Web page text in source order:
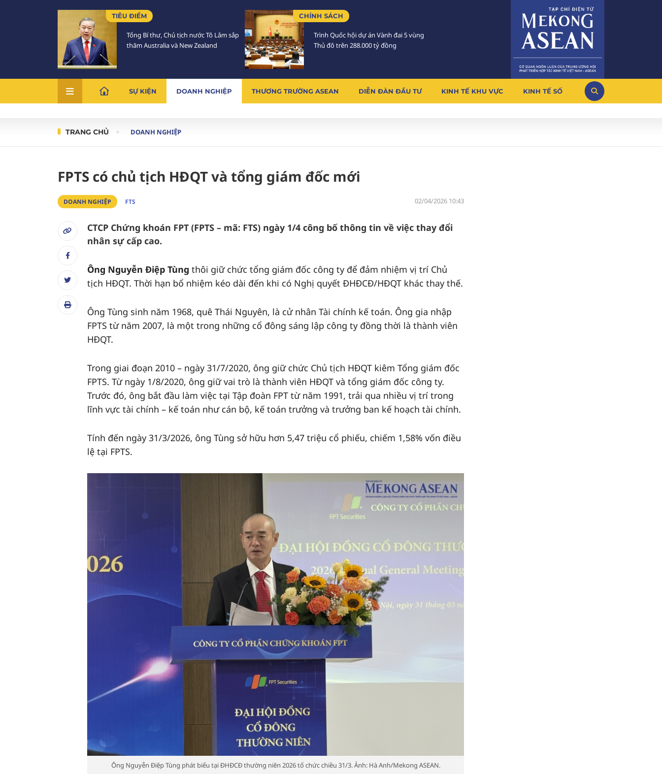
TIÊU ĐIỂM
Tổng Bí thư, Chủ tịch nước Tô Lâm sắp
thăm Australia và New Zealand
CHÍNH SÁCH
Trình Quốc hội dự án Vành đai 5 vùng
Thủ đô trên 288.000 tỷ đồng
SỰ KIỆN DOANH NGHIỆP THƯƠNG TRƯỜNG ASEAN DIỄN ĐÀN ĐẦU TƯ KINH TẾ KHU VỰC KINH TẾ SỐ
TRANG CHỦ DOANH NGHIỆP
FPTS có chủ tịch HĐQT và tổng giám đốc mới
DOANH NGHIỆP FTS 02/04/2026 10:43
CTCP Chứng khoán FPT (FPTS – mã: FTS) ngày 1/4 công bố thông tin về việc thay đổi
nhân sự cấp cao.
Ông Nguyễn Điệp Tùng thôi giữ chức tổng giám đốc công ty để đảm nhiệm vị trí Chủ
tịch HĐQT. Thời hạn bổ nhiệm kéo dài đến khi có Nghị quyết ĐHĐCĐ/HĐQT khác thay thế.
Ông Tùng sinh năm 1968, quê Thái Nguyên, là cử nhân Tài chính kế toán. Ông gia nhập
FPTS từ năm 2007, là một trong những cổ đông sáng lập công ty đồng thời là thành viên
HĐQT.
Trong giai đoạn 2010 – ngày 31/7/2020, ông giữ chức Chủ tịch HĐQT kiêm Tổng giám đốc
FPTS. Từ ngày 1/8/2020, ông giữ vai trò là thành viên HĐQT và tổng giám đốc công ty.
Trước đó, ông bắt đầu làm việc tại Tập đoàn FPT từ năm 1991, trải qua nhiều vị trí trong
lĩnh vực tài chính – kế toán như cán bộ, kế toán trưởng và trưởng ban kế hoạch tài chính.
Tính đến ngày 31/3/2026, ông Tùng sở hữu hơn 5,47 triệu cổ phiếu, chiếm 1,58% vốn điều
lệ tại FPTS.
Ông Nguyễn Điệp Tùng phát biểu tại ĐHĐCĐ thường niên 2026 tổ chức chiều 31/3. Ảnh: Hà Anh/Mekong ASEAN.